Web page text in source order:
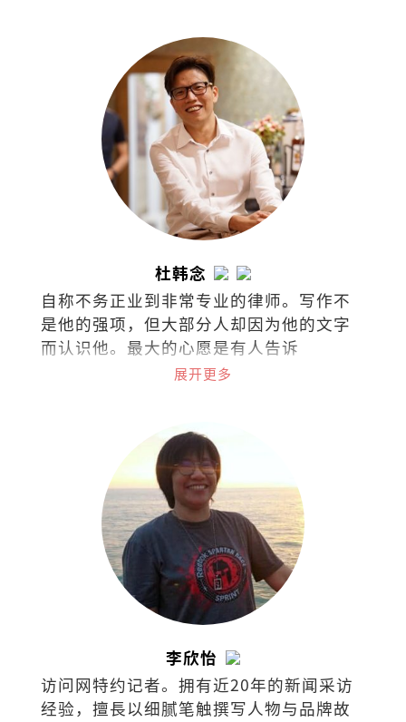
据点的诚品，秉持着“不只是一家书
店”的概念，囊括了来自世界各地的书
籍、文具、文创设计、时尚潮流，还可沉
浸于艺文展演与世界级咖啡品牌中，打造
了一个复合式经营的文化场所。
杜韩念
自称不务正业到非常专业的律师。写作不
是他的强项，但大部分人却因为他的文字
而认识他。最大的心愿是有人告诉
他：“我是因为你的文章而爱上阅读
展开更多
李欣怡
访问网特约记者。拥有近20年的新闻采访
经验，擅⻑以细腻笔触撰写⼈物与品牌故